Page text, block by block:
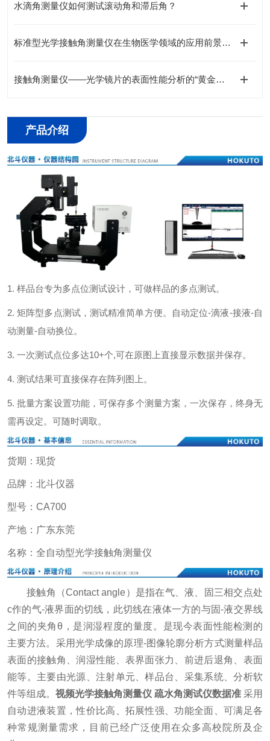
水滴角测量仪如何测试滚动角和滞后角？
标准型光学接触角测量仪在生物医学领域的应用前景分析
接触角测量仪——光学镜片的表面性能分析的“黄金标准”工具
产品介绍
1. 样品台专为多点位测试设计，可做样品的多点测试。
2. 矩阵型多点测试，测试精准简单方便。自动定位-滴液-接液-自
动测量-自动换位。
3. 一次测试点位多达10+个,可在原图上直接显示数据并保存。
4. 测试结果可直接保存在阵列图上。
5. 批量方案设置功能，可保存多个测量方案，一次保存，终身无
需再设定。可随时调取。
货期：现货
品牌：北斗仪器
型号：CA700
产地：广东东莞
名称：全自动型光学接触角测量仪
接触角（Contact angle）是指在气、液、固三相交点处
c作的气-液界面的切线，此切线在液体一方的与固-液交界线
之间的夹角θ，是润湿程度的量度。是现今表面性能检测的
主要方法。采用光学成像的原理-图像轮廓分析方式测量样品
表面的接触角、润湿性能、表界面张力、前进后退角、表面
能等。主要由光源、注射单元、样品台、采集系统、分析软
件等组成。 视频光学接触角测量仪 疏水角测试仪数据准 采用
自动进液装置，性价比高、拓展性强、功能全面、可满足各
种常规测量需求，目前已经广泛使用在众多高校院所及企